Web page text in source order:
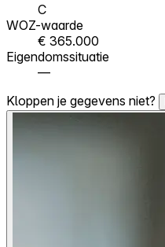
C
WOZ-waarde
€ 365.000
Eigendomssituatie
—
Kloppen je gegevens niet?